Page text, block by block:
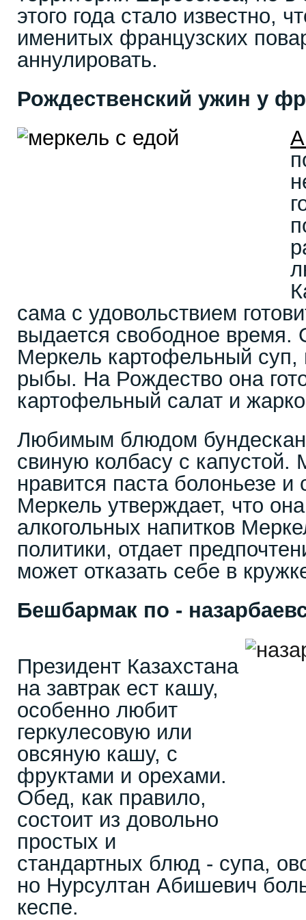
этого года стало известно,
именитых французских
аннулировать.
Рождественский ужин у
сама с удовольствием
выдается свободное время.
Меркель картофельный
рыбы. На Рождество она
картофельный салат и
Любимым блюдом
свиную колбасу с капустой.
нравится паста болоньезе
Меркель утверждает, что
алкогольных напитков
политики, отдает
может отказать себе в
Бешбармак по -
Президент Казахстана
на завтрак ест кашу,
особенно любит
геркулесовую или
овсяную кашу, с
фруктами и орехами.
Обед, как правило,
состоит из довольно
простых и
стандартных блюд - супа,
но Нурсултан Абишевич
кеспе.